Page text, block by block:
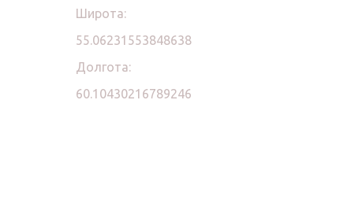
Широта:
55.06231553848638
Долгота:
60.10430216789246